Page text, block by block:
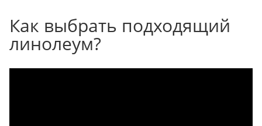
Как выбрать подходящий
линолеум?